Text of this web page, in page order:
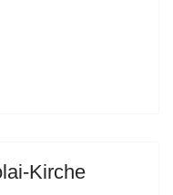
Kirche